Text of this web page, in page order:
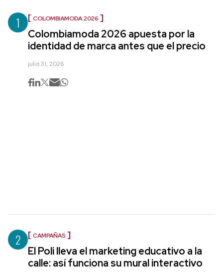
1 COLOMBIAMODA 2026
Colombiamoda 2026 apuesta por la
identidad de marca antes que el precio
julio 31, 2026
2 CAMPAÑAS
El Poli lleva el marketing educativo a la
calle: así funciona su mural interactivo